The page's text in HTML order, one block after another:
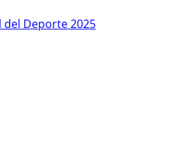
del Deporte 2025